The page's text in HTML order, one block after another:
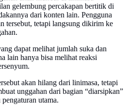
gelembung percakapan bertitik di
dari konten lain. Pengguna
tersebut, tetapi langsung dikirim ke
dapat melihat jumlah suka dan
lain hanya bisa melihat reaksi
akan hilang dari linimasa, tetapi
unggahan dari bagian “diarsipkan”
utama.